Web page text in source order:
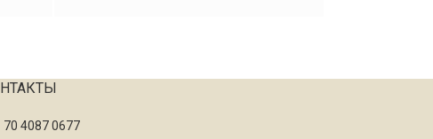
70 4087 0677